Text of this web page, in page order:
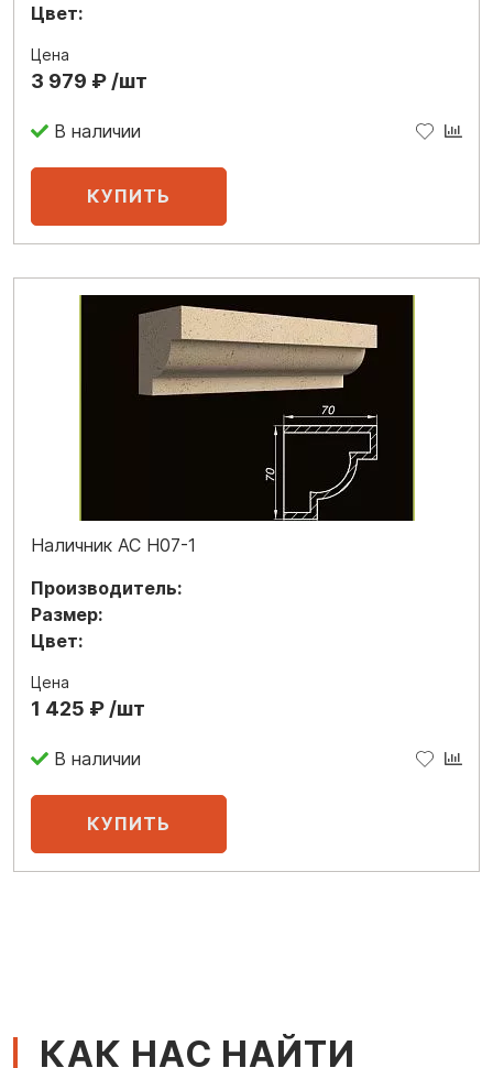
Цвет:
Цена
3 979 ₽ /шт
В наличии
Наличник АС Н07-1
Производитель:
Размер:
Цвет:
Цена
1 425 ₽ /шт
В наличии
КАК НАС НАЙТИ